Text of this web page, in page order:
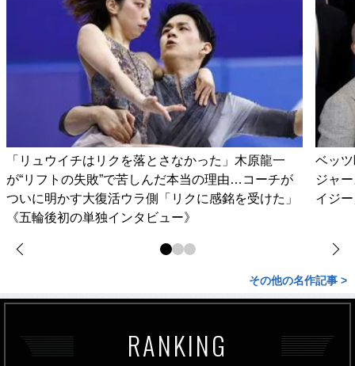
「リュウイチはリクを落とさなかった」木原龍一
が“リフトの失敗”で苦しんだ本当の理由…コーチが
ついに明かす大復活ウラ側「リクに感銘を受けた」
《五輪後初の単独インタビュー》
ベッ
ジャ
イジ
その他の名作記事 >
RANKING